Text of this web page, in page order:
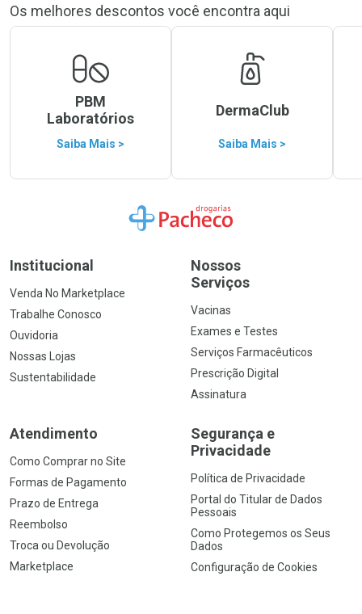
Os melhores descontos você encontra aqui
PBM
Laboratórios
Saiba Mais >
DermaClub
Saiba Mais >
Ir para a Home
Institucional
Venda No Marketplace
Trabalhe Conosco
Ouvidoria
Nossas Lojas
Sustentabilidade
Nossos
Serviços
Vacinas
Exames e Testes
Serviços Farmacêuticos
Prescrição Digital
Assinatura
Atendimento
Como Comprar no Site
Formas de Pagamento
Prazo de Entrega
Reembolso
Troca ou Devolução
Marketplace
Segurança e
Privacidade
Política de Privacidade
Portal do Titular de Dados
Pessoais
Como Protegemos os Seus
Dados
Configuração de Cookies